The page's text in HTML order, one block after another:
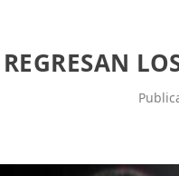
REGRESAN